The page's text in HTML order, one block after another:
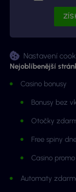
Nastavení
Nejoblíbenější
Casino bonusy
Bonusy bez
Otočky
Free spiny
Casino
Automaty